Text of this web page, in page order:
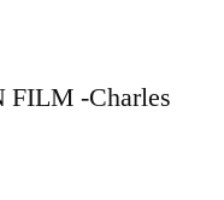
FILM -Charles